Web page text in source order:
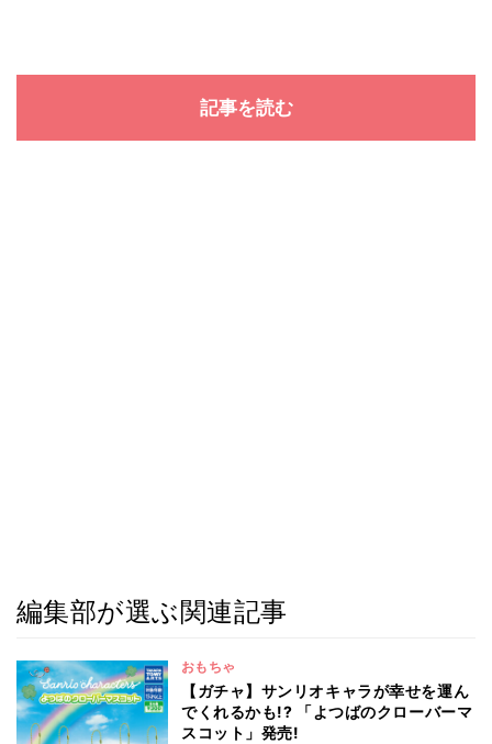
記事を読む
編集部が選ぶ関連記事
おもちゃ
【ガチャ】サンリオキャラが幸せを運ん
でくれるかも!? 「よつばのクローバーマ
スコット」発売!